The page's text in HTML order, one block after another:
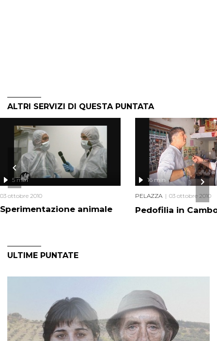
ALTRI SERVIZI DI QUESTA PUNTATA
Sperimentazione animale
5 min
03 ottobre 2010
Pedofilia in
16 min
PELAZZA 03 ottobre 2010
ULTIME PUNTATE